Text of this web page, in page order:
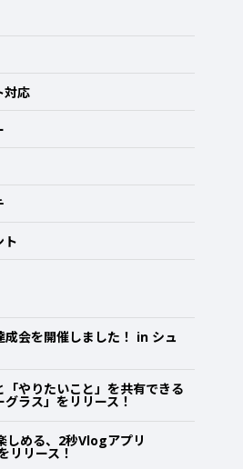
対応
ト
成会を開催しました！ in シュ
「やりたいこと」を共有できる
ラス」をリリース！
しめる、2秒Vlogアプリ
リリース！